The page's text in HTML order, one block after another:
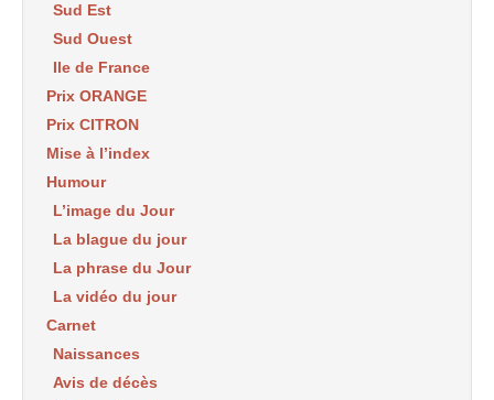
Sud Est
Sud Ouest
Ile de France
Prix ORANGE
Prix CITRON
Mise à l’index
Humour
L’image du Jour
La blague du jour
La phrase du Jour
La vidéo du jour
Carnet
Naissances
Avis de décès